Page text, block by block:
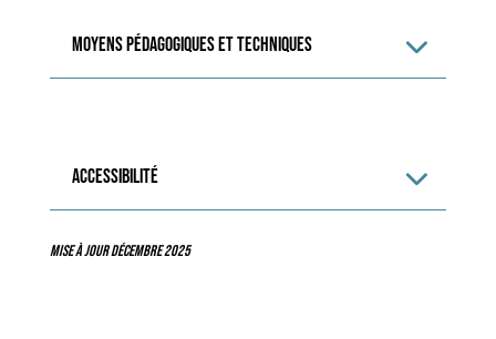
Moyens pédagogiques et techniques
ACCESSIBILITÉ
Mise à jour décembre 2025